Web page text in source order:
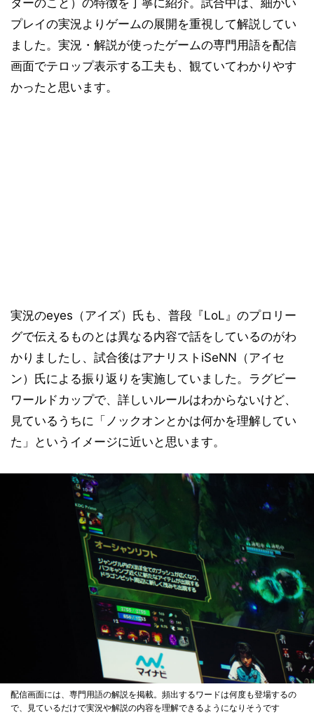
ターのこと）の特徴を丁寧に紹介。試合中は、細かい
プレイの実況よりゲームの展開を重視して解説してい
ました。実況・解説が使ったゲームの専門用語を配信
画面でテロップ表示する工夫も、観ていてわかりやす
かったと思います。
実況のeyes（アイズ）氏も、普段『LoL』のプロリー
グで伝えるものとは異なる内容で話をしているのがわ
かりましたし、試合後はアナリストiSeNN（アイセ
ン）氏による振り返りを実施していました。ラグビー
ワールドカップで、詳しいルールはわからないけど、
見ているうちに「ノックオンとかは何かを理解してい
た」というイメージに近いと思います。
配信画面には、専門用語の解説を掲載。頻出するワードは何度も登場するの
で、見ているだけで実況や解説の内容を理解できるようになりそうです